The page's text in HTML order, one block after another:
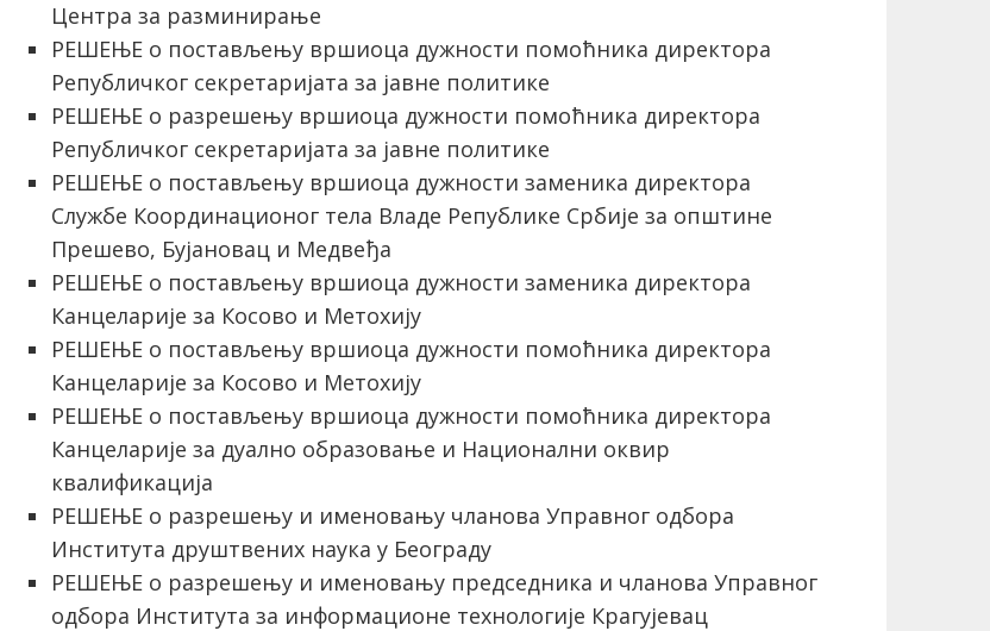
Центра за разминирање
РЕШЕЊЕ о постављењу вршиоца дужности помоћника директора
Републичког секретаријата за јавне политике
РЕШЕЊЕ о разрешењу вршиоца дужности помоћника директора
Републичког секретаријата за јавне политике
РЕШЕЊЕ о постављењу вршиоца дужности заменика директора
Службе Координационог тела Владе Републике Србије за општине
Прешево, Бујановац и Медвеђа
РЕШЕЊЕ о постављењу вршиоца дужности заменика директора
Канцеларије за Косово и Метохију
РЕШЕЊЕ о постављењу вршиоца дужности помоћника директора
Канцеларије за Косово и Метохију
РЕШЕЊЕ о постављењу вршиоца дужности помоћника директора
Канцеларије за дуално образовање и Национални оквир
квалификација
РЕШЕЊЕ о разрешењу и именовању чланова Управног одбора
Института друштвених наука у Београду
РЕШЕЊЕ о разрешењу и именовању председника и чланова Управног
одбора Института за информационе технологије Крагујевац